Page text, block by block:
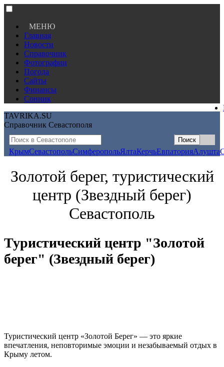
МЕНЮ
Главная
Новости
Справочник
Фотографии
Погода
Сайты
Финансы
Сонник
TAVRIKA.SU
Справочник Севастополя
КрымСевастопольСимферопольЯлтаКерчьЕвпаторияАлушта
Золотой берег, туристический
центр (Звездный берег)
Севастополь
Туристический центр "Золотой
берег" (Звездный берег)
Туристический центр «Золотой Берег» — это яркие
впечатления, неповторимые эмоции и незабываемый отдых в
Крыму летом.